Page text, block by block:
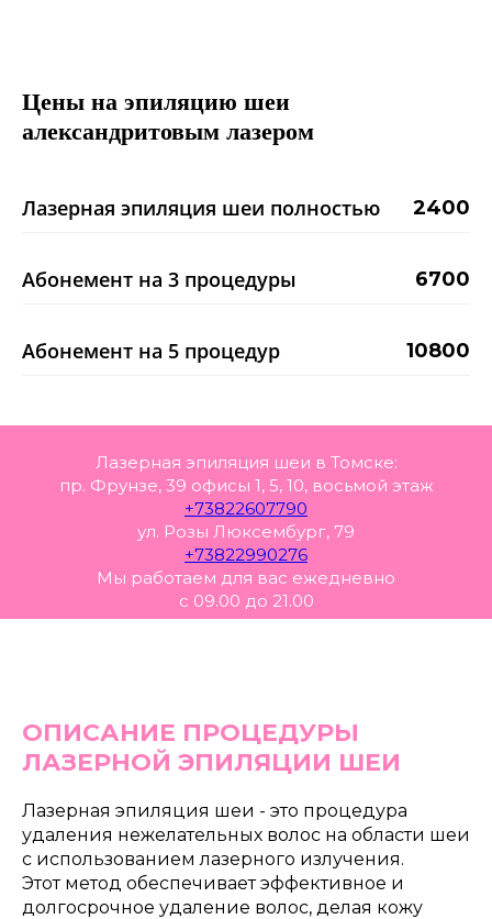
Цены на эпиляцию шеи
александритовым лазером
Лазерная эпиляция шеи полностью 2400
Абонемент на 3 процедуры 6700
Абонемент на 5 процедур 10800
Лазерная эпиляция шеи в Томске:
пр. Фрунзе, 39 офисы 1, 5, 10, восьмой этаж
+73822607790
ул. Розы Люксембург, 79
+73822990276
Мы работаем для вас ежедневно
с 09.00 до 21.00
ОПИСАНИЕ ПРОЦЕДУРЫ
ЛАЗЕРНОЙ ЭПИЛЯЦИИ ШЕИ
Лазерная эпиляция шеи - это процедура
удаления нежелательных волос на области шеи
с использованием лазерного излучения.
Этот метод обеспечивает эффективное и
долгосрочное удаление волос, делая кожу